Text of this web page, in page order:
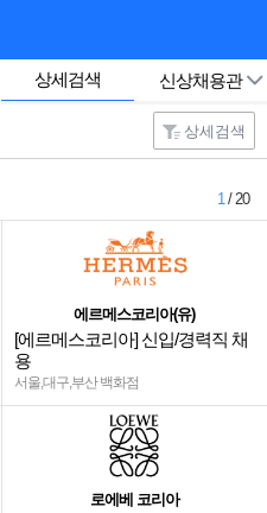
상세검색 신상채용관
상세검색
1/ 20
에르메스코리아(유)
[에르메스코리아] 신입/경력직 채
용
서울,대구,부산 백화점
로에베 코리아